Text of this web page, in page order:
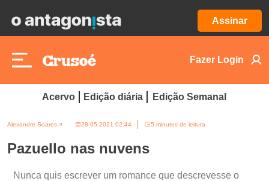
Assinar
Fazer Login
Acervo Edição diária Edição Semanal
Alexandre Soares 28.05.2021 02:44 5 minutos de leitura
Pazuello nas nuvens
Nunca quis escrever um romance que descrevesse o